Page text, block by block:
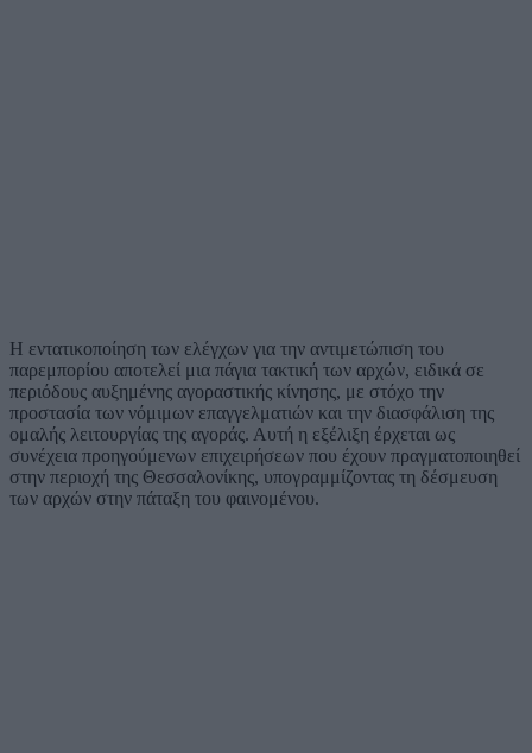
Η εντατικοποίηση των ελέγχων για την αντιμετώπιση του
παρεμπορίου αποτελεί μια πάγια τακτική των αρχών, ειδικά σε
περιόδους αυξημένης αγοραστικής κίνησης, με στόχο την
προστασία των νόμιμων επαγγελματιών και την διασφάλιση της
ομαλής λειτουργίας της αγοράς. Αυτή η εξέλιξη έρχεται ως
συνέχεια προηγούμενων επιχειρήσεων που έχουν πραγματοποιηθεί
στην περιοχή της Θεσσαλονίκης, υπογραμμίζοντας τη δέσμευση
των αρχών στην πάταξη του φαινομένου.